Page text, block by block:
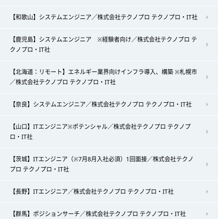
【和歌山】システムエンジニア／株式会社テクノプロ テクノプロ・IT社
【鹿児島】システムエンジニア ※経験者向け／株式会社テクノプロ テ
クノプロ・IT社
【北海道：リモート】エネルギー業界向けインフラ導入、構築 ※札幌市
／株式会社テクノプロ テクノプロ・IT社
【奈良】システムエンジニア／株式会社テクノプロ テクノプロ・IT社
【山口】ITエンジニア※ポテンシャル／株式会社テクノプロ テクノプ
ロ・IT社
【茨城】ITエンジニア（※7月8月入社必須）1回面接／株式会社テクノ
プロ テクノプロ・IT社
【長野】ITエンジニア／株式会社テクノプロ テクノプロ・IT社
【群馬】ポジションサーチ／株式会社テクノプロ テクノプロ・IT社